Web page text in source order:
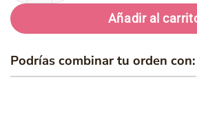
Añadir al
Podrías combinar tu orden con: